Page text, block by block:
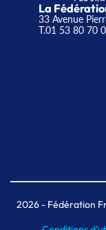
La
33 Avenue
T.01 53 80 70
2026- Fédération